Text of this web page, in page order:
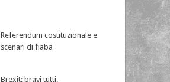
Referendum costituzionale e
scenari di fiaba
Brexit; bravi tutti.